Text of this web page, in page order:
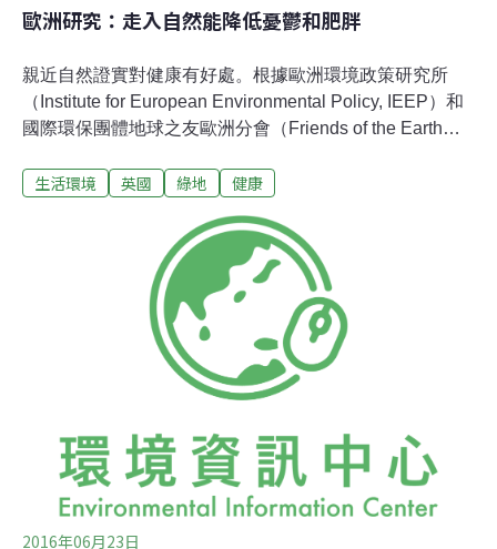
歐洲研究：走入自然能降低憂鬱和肥胖
親近自然證實對健康有好處。根據歐洲環境政策研究所
（Institute for European Environmental Policy, IEEP）和
國際環保團體地球之友歐洲分會（Friends of the Earth
肥胖、消沉或依賴抗憂鬱藥物。自然是公認的療癒良方過
性，例如生活貧困但居住在青翠田野近郊的蘇格蘭中年
人，其死亡率比城市人低16％；在綠意盎然的環境下，英
格蘭北部城市布拉福（Bradford）的產婦比較不會有高血
壓，產下的嬰兒體型也較大。
生活環境 英國 綠地 健康
2016年06月23日